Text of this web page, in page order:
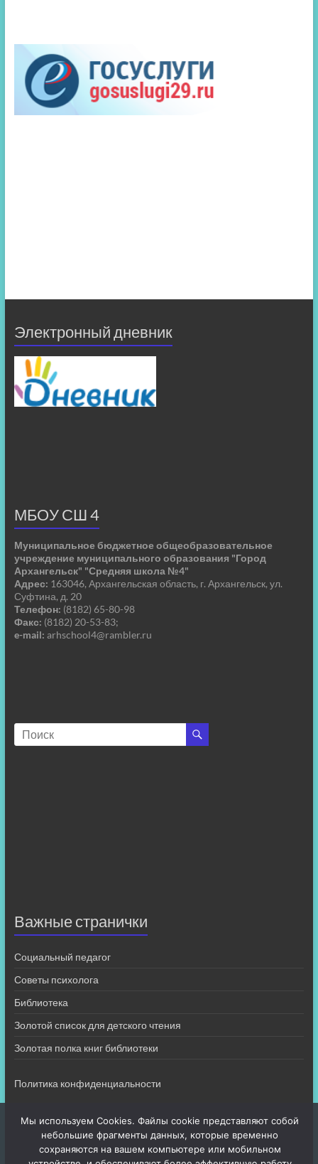
Электронный дневник
МБОУ СШ 4
Муниципальное бюджетное общеобразовательное
учреждение муниципального образования "Город
Архангельск" "Средняя школа №4"
Адрес: 163046, Архангельская область, г. Архангельск, ул.
Суфтина, д. 20
Телефон: (8182) 65-80-98
Факс: (8182) 20-53-83;
e-mail: arhschool4@rambler.ru
Важные странички
Социальный педагог
Советы психолога
Библиотека
Золотой список для детского чтения
Золотая полка книг библиотеки
Политика конфиденциальности
Мы используем Cookies. Файлы cookie представляют собой
небольшие фрагменты данных, которые временно
сохраняются на вашем компьютере или мобильном